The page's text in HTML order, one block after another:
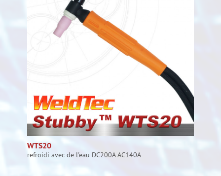
WTS20
refroidi avec de l'eau DC200A AC140A